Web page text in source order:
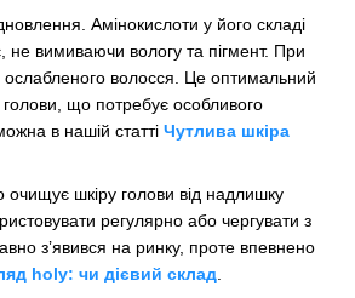
Амінокислоти у його складі
не вимиваючи вологу та пігмент. При
волосся. Це оптимальний
що потребує особливого
в нашій статті Чутлива шкіра
очищує шкіру голови від надлишку
регулярно або чергувати з
з’явився на ринку, проте впевнено
holy: чи дієвий склад